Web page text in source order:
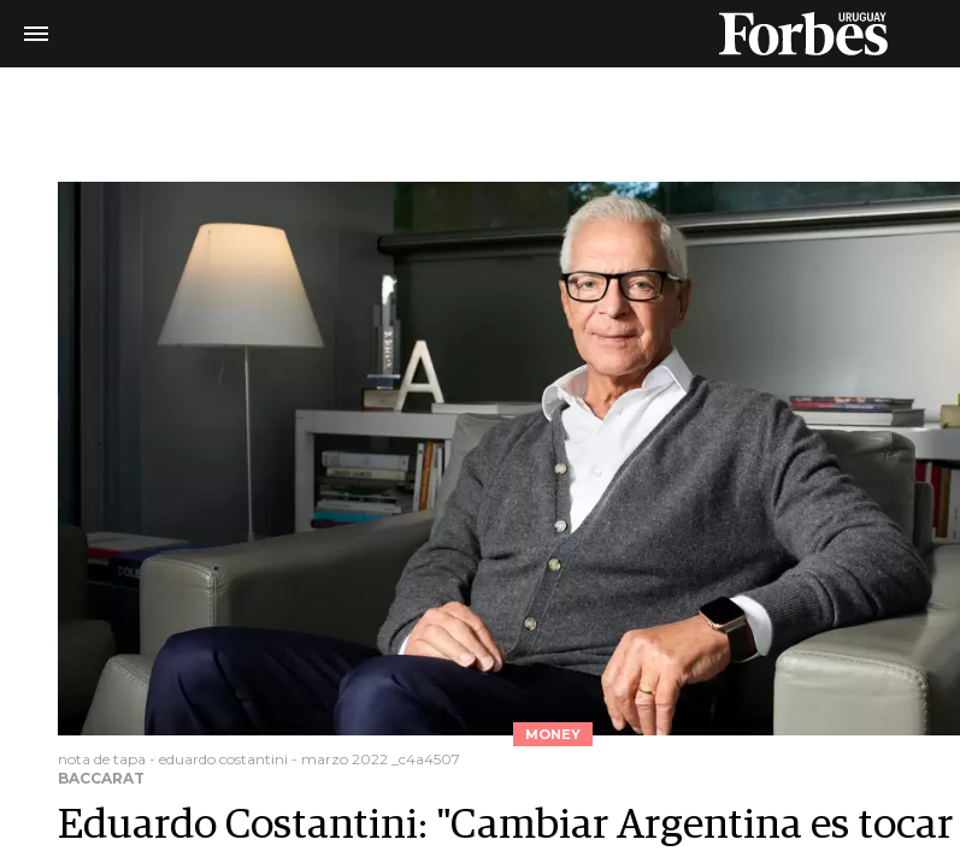
MONEY
nota de tapa - eduardo costantini - marzo 2022 _c4a4507
BACCARAT
Eduardo Costantini: "Cambiar Argentina es tocar